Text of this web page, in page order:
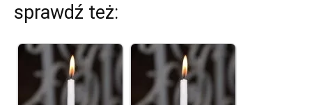
sprawdź też: